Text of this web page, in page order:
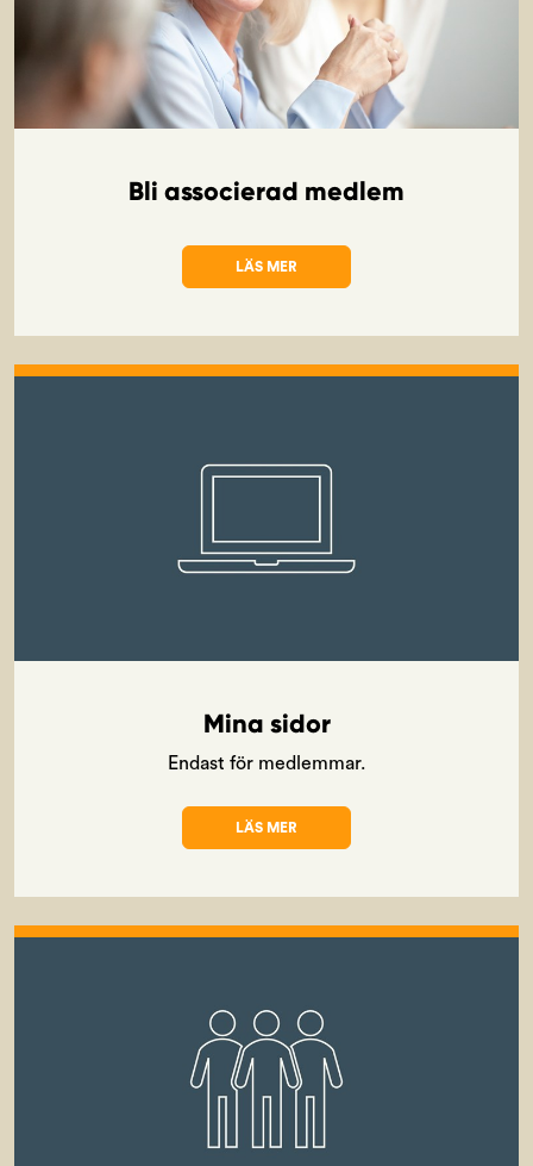
Bli associerad medlem
LÄS MER
OM BLI ASSOCIERAD MEDLEM
Mina sidor
Endast för medlemmar.
LÄS MER
OM MINA SIDOR